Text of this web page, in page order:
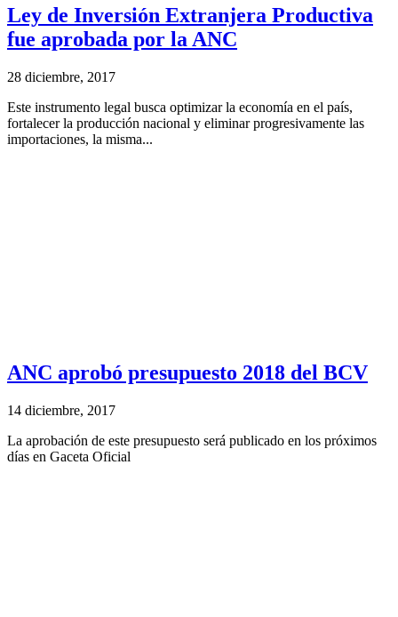
Ley de Inversión Extranjera Productiva
fue aprobada por la ANC
28 diciembre, 2017
Este instrumento legal busca optimizar la economía en el país,
fortalecer la producción nacional y eliminar progresivamente las
importaciones, la misma...
ANC aprobó presupuesto 2018 del BCV
14 diciembre, 2017
La aprobación de este presupuesto será publicado en los próximos
días en Gaceta Oficial